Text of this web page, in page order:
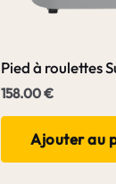
Pied à roulettes
158.00€
Ajouter au